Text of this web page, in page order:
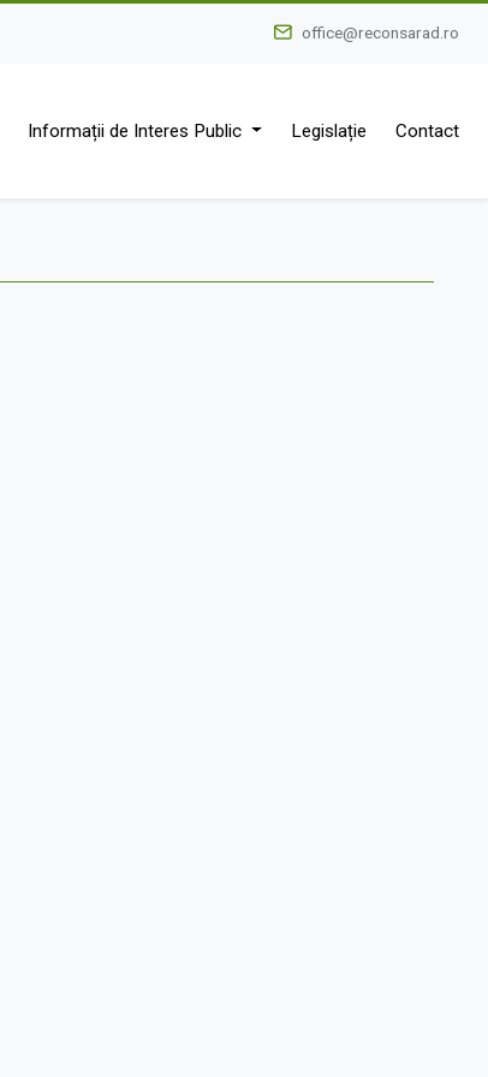
office@reconsarad.ro
Informații de Interes Public Legislație Contact